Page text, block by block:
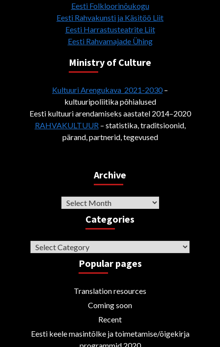
Eesti Folkloorinõukogu
Eesti Rahvakunsti ja Käsitöö Liit
Eesti Harrastusteatrite Liit
Eesti Rahvamajade Ühing
Ministry of Culture
Kultuuri Arengukava 2021-2030–
kultuuripoliitika põhialused
Eesti kultuuri arendamiseks aastatel 2014–2020
RAHVAKULTUUR – statistika, traditsioonid,
pärand, partnerid, tegevused
Archive
Archive
Categories
Categories
Popular pages
Translation resources
Coming soon
Recent
Eesti keele masintõlke ja toimetamise/õigekirja
programmid 2020